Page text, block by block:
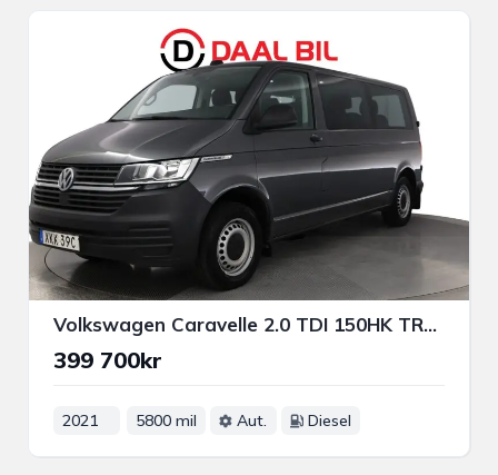
Volkswagen Caravelle 2.0 TDI 150HK TRENDLINE 9-SITS DRAG P-VÄRM APP-CONNECT
399 700kr
2021 5800 mil Aut. Diesel